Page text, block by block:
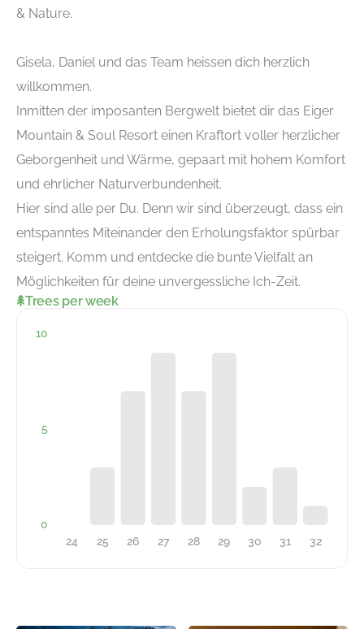
& Nature.
Gisela, Daniel und das Team heissen dich herzlich
willkommen.
Inmitten der imposanten Bergwelt bietet dir das Eiger
Mountain & Soul Resort einen Kraftort voller herzlicher
Geborgenheit und Wärme, gepaart mit hohem Komfort
und ehrlicher Naturverbundenheit.
Hier sind alle per Du. Denn wir sind überzeugt, dass ein
entspanntes Miteinander den Erholungsfaktor spürbar
steigert. Komm und entdecke die bunte Vielfalt an
Möglichkeiten für deine unvergessliche Ich-Zeit.
Trees per week